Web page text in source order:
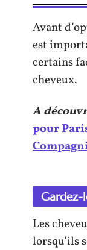
Avant
est
certains
cheveux.
A
pour
Gardez-
Les
lorsqu’ils